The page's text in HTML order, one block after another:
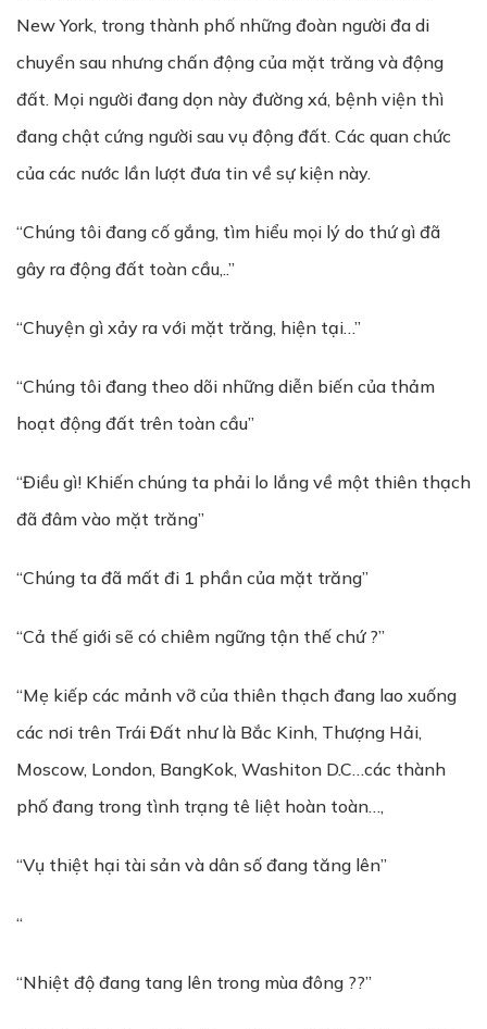
New York, trong thành phố những đoàn người đa di
chuyển sau nhưng chấn động của mặt trăng và động
đất. Mọi người đang dọn này đường xá, bệnh viện thì
đang chật cứng người sau vụ động đất. Các quan chức
của các nước lần lượt đưa tin về sự kiện này.
“Chúng tôi đang cố gắng, tìm hiểu mọi lý do thứ gì đã
gây ra động đất toàn cầu,..”
“Chuyện gì xảy ra với mặt trăng, hiện tại…”
“Chúng tôi đang theo dõi những diễn biến của thảm
hoạt động đất trên toàn cầu”
“Điều gì! Khiến chúng ta phải lo lắng về một thiên thạch
đã đâm vào mặt trăng”
“Chúng ta đã mất đi 1 phần của mặt trăng”
“Cả thế giới sẽ có chiêm ngững tận thế chứ ?”
“Mẹ kiếp các mảnh vỡ của thiên thạch đang lao xuống
các nơi trên Trái Đất như là Bắc Kinh, Thượng Hải,
Moscow, London, BangKok, Washiton D.C…các thành
phố đang trong tình trạng tê liệt hoàn toàn…,
“Vụ thiệt hại tài sản và dân số đang tăng lên”
“
“Nhiệt độ đang tang lên trong mùa đông ??”